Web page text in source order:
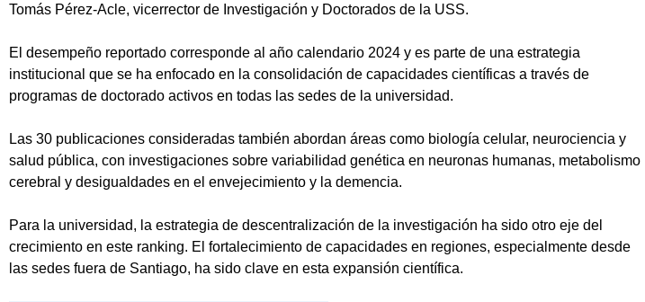
Tomás Pérez-Acle, vicerrector de Investigación y Doctorados de la USS.
El desempeño reportado corresponde al año calendario 2024 y es parte de una estrategia
institucional que se ha enfocado en la consolidación de capacidades científicas a través de
programas de doctorado activos en todas las sedes de la universidad.
Las 30 publicaciones consideradas también abordan áreas como biología celular, neurociencia y
salud pública, con investigaciones sobre variabilidad genética en neuronas humanas, metabolismo
cerebral y desigualdades en el envejecimiento y la demencia.
Para la universidad, la estrategia de descentralización de la investigación ha sido otro eje del
crecimiento en este ranking. El fortalecimiento de capacidades en regiones, especialmente desde
las sedes fuera de Santiago, ha sido clave en esta expansión científica.